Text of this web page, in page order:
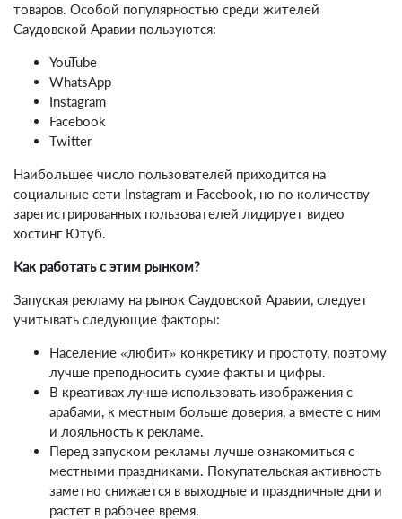
товаров. Особой популярностью среди жителей
Саудовской Аравии пользуются:
YouTube
WhatsApp
Instagram
Facebook
Twitter
Наибольшее число пользователей приходится на
социальные сети Instagram и Facebook, но по количеству
зарегистрированных пользователей лидирует видео
хостинг Ютуб.
Как работать с этим рынком?
Запуская рекламу на рынок Саудовской Аравии, следует
учитывать следующие факторы:
Население «любит» конкретику и простоту, поэтому
лучше преподносить сухие факты и цифры.
В креативах лучше использовать изображения с
арабами, к местным больше доверия, а вместе с ним
и лояльность к рекламе.
Перед запуском рекламы лучше ознакомиться с
местными праздниками. Покупательская активность
заметно снижается в выходные и праздничные дни и
растет в рабочее время.